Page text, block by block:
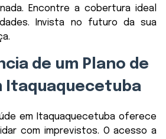
Encontre a cobertura ideal
Invista no futuro da sua
de um Plano de
Itaquaquecetuba
em Itaquaquecetuba oferece
com imprevistos. O acesso a